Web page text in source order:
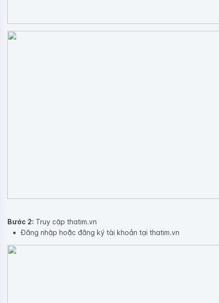
Bước 2: Truy cập thatim.vn
Đăng nhập hoặc đăng ký tài khoản tại thatim.vn